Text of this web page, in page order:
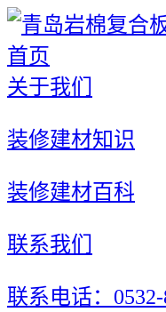
首页
关于我们
装修建材知识
装修建材百科
联系我们
联系电话：0532-